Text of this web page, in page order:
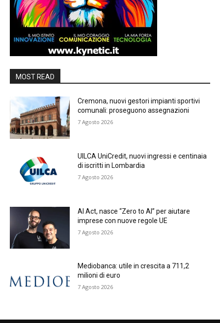
MOST READ
Cremona, nuovi gestori impianti sportivi
comunali: proseguono assegnazioni
7 Agosto 2026
UILCA UniCredit, nuovi ingressi e centinaia
di iscritti in Lombardia
7 Agosto 2026
AI Act, nasce “Zero to AI” per aiutare
imprese con nuove regole UE
7 Agosto 2026
Mediobanca: utile in crescita a 711,2
milioni di euro
7 Agosto 2026